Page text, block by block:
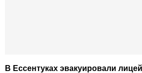
В Ессентуках эвакуировали